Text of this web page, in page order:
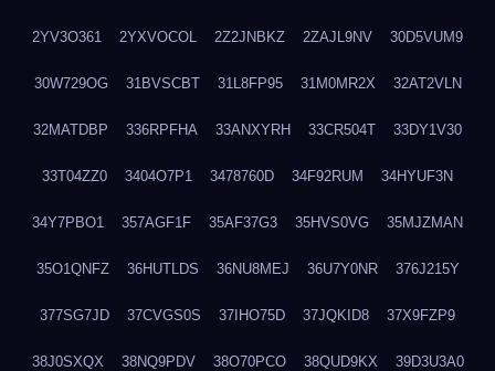
2YV3O361 2YXVOCOL 2Z2JNBKZ 2ZAJL9NV 30D5VUM9
30W729OG 31BVSCBT 31L8FP95 31M0MR2X 32AT2VLN
32MATDBP 336RPFHA 33ANXYRH 33CR504T 33DY1V30
33T04ZZ0 3404O7P1 3478760D 34F92RUM 34HYUF3N
34Y7PBO1 357AGF1F 35AF37G3 35HVS0VG 35MJZMAN
35O1QNFZ 36HUTLDS 36NU8MEJ 36U7Y0NR 376J215Y
377SG7JD 37CVGS0S 37IHO75D 37JQKID8 37X9FZP9
38J0SXQX 38NQ9PDV 38O70PCO 38QUD9KX 39D3U3A0